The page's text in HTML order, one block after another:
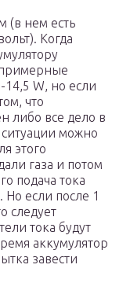
(в нем есть
Когда
примерные
W, но если
что
либо все дело в
можно
этого
газа и потом
подача тока
Но если после 1
следует
тока будут
аккумулятор
завести